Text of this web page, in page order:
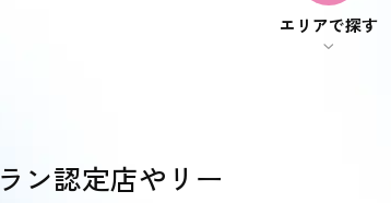
エリアで探す
エリアで探す
ン認定店やリー